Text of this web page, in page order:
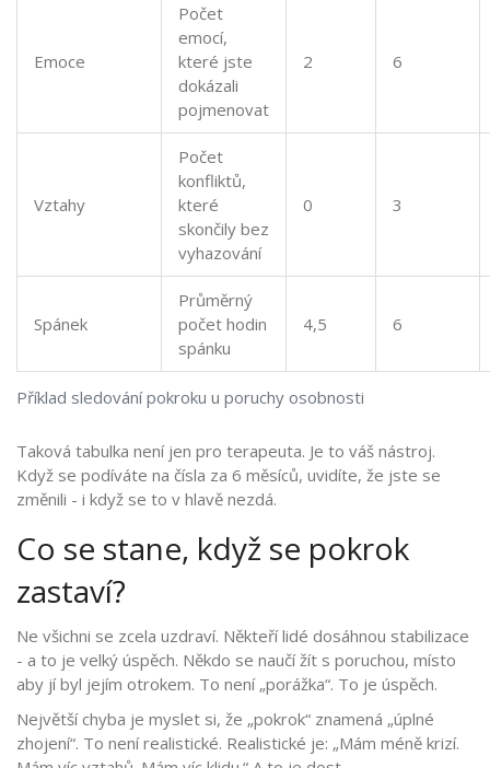
Příklad sledování pokroku u poruchy osobnosti
Emoce
Počet
emocí,
které jste
dokázali
pojmenovat
2 6
Vztahy
Počet
konfliktů,
které
skončily bez
vyhazování
0 3
Spánek
Průměrný
počet hodin
spánku
4,5 6
Taková tabulka není jen pro terapeuta. Je to váš nástroj.
Když se podíváte na čísla za 6 měsíců, uvidíte, že jste se
změnili - i když se to v hlavě nezdá.
Co se stane, když se pokrok
zastaví?
Ne všichni se zcela uzdraví. Někteří lidé dosáhnou stabilizace
- a to je velký úspěch. Někdo se naučí žít s poruchou, místo
aby jí byl jejím otrokem. To není „porážka“. To je úspěch.
Největší chyba je myslet si, že „pokrok“ znamená „úplné
zhojení“. To není realistické. Realistické je: „Mám méně krizí.